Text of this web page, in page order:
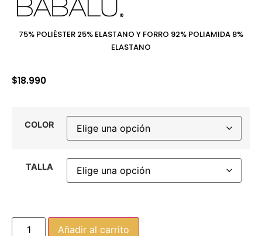
75% POLIÉSTER 25% ELASTANO Y FORRO 92% POLIAMIDA 8%
ELASTANO
$18.990
COLOR
TALLA
Añadir al carrito